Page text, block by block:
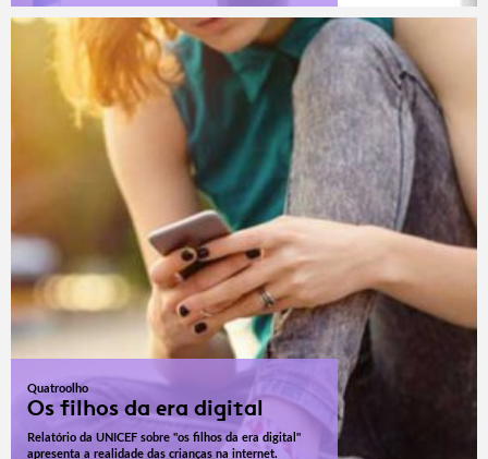
Quatroolho
Os filhos da era digital
Relatório da UNICEF sobre "os filhos da era digital"
apresenta a realidade das crianças na internet.